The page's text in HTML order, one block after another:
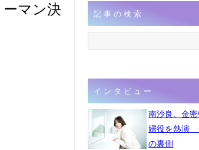
マン決
記事の検索
インタビュー
南沙良、金
婦役を熱演
の裏側